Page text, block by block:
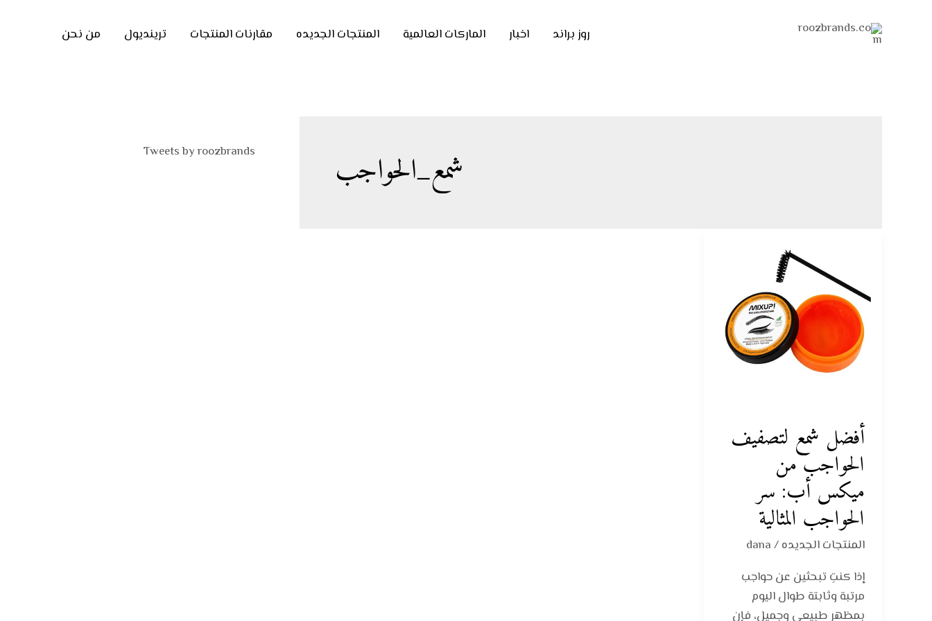
روز براند اخبار الماركات العالمية المنتجات الجديده مقارنات المنتجات ترينديول من نحن
شمع_الحواجب
أفضل شمع لتصفيف
الحواجب من
ميكس أب: سر
الحواجب المثالية
المنتجات الجديده/
dana
إذا كنتِ تبحثين عن حواجب
مرتبة وثابتة طوال اليوم
بمظهر طبيعي وجميل، فإن
لتصفيف
الحواجب
من
ميكس
أب:
Tweets by roozbrands